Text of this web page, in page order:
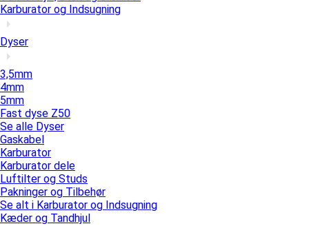
Karburator og Indsugning
Dyser
3,5mm
4mm
5mm
Fast dyse Z50
Se alle Dyser
Gaskabel
Karburator
Karburator dele
Luftilter og Studs
Pakninger og Tilbehør
Se alt i Karburator og Indsugning
Kæder og Tandhjul